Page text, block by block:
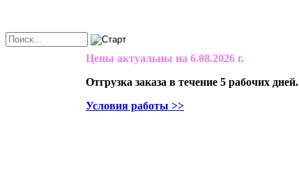
Цены актуальны на 6.08.2026 г.
Отгрузка заказа в течение 5 рабочих дней.
Условия работы >>